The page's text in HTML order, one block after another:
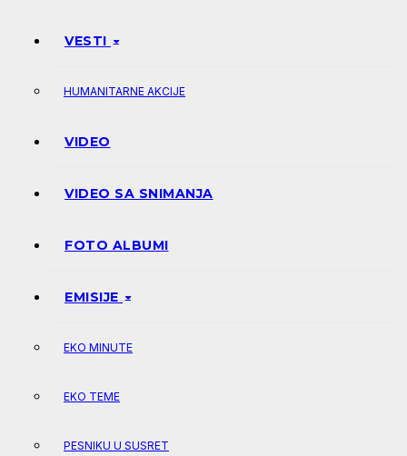
VESTI
HUMANITARNE AKCIJE
VIDEO
VIDEO SA SNIMANJA
FOTO ALBUMI
EMISIJE
EKO MINUTE
EKO TEME
PESNIKU U SUSRET